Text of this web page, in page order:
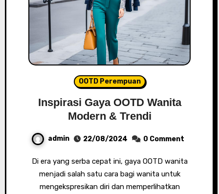
OOTD Perempuan
Inspirasi Gaya OOTD Wanita
Modern & Trendi
admin 22/08/2024 0 Comment
Di era yang serba cepat ini, gaya OOTD wanita
menjadi salah satu cara bagi wanita untuk
mengekspresikan diri dan memperlihatkan